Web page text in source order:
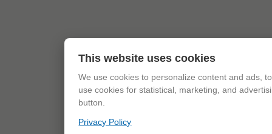
This website uses cookies
We use cookies to personalize content and ads,
use cookies for statistical, marketing, and
button.
Privacy Policy